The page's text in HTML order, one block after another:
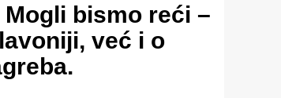
bismo reći –
već i o